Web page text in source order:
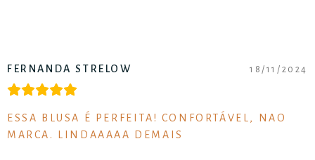
FERNANDA STRELOW 18/11/2024
ESSA BLUSA É PERFEITA! CONFORTÁVEL, NAO
MARCA. LINDAAAAA DEMAIS